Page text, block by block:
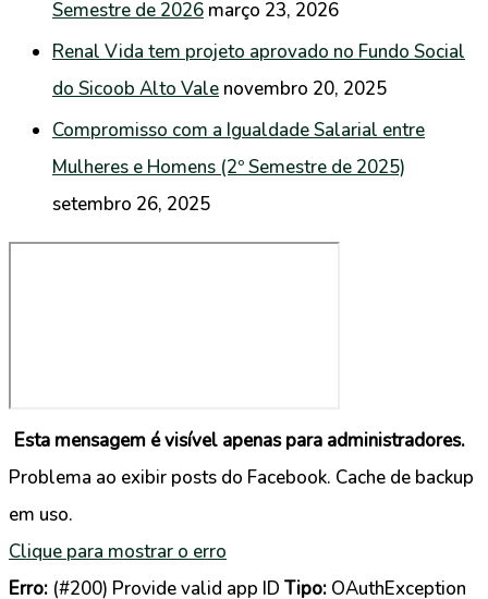
Semestre de 2026 março 23, 2026
Renal Vida tem projeto aprovado no Fundo Social
do Sicoob Alto Vale novembro 20, 2025
Compromisso com a Igualdade Salarial entre
Mulheres e Homens (2º Semestre de 2025)
setembro 26, 2025
Esta mensagem é visível apenas para administradores.
Problema ao exibir posts do Facebook. Cache de backup
em uso.
Clique para mostrar o erro
Erro: (#200) Provide valid app ID Tipo: OAuthException